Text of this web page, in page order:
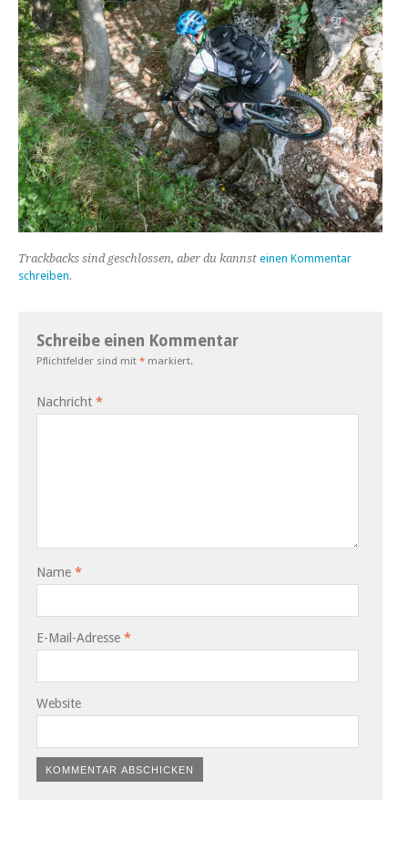
Trackbacks sind geschlossen, aber du kannst einen Kommentar
schreiben.
Schreibe einen Kommentar
Pflichtfelder sind mit * markiert.
Nachricht *
Name *
E-Mail-Adresse *
Website